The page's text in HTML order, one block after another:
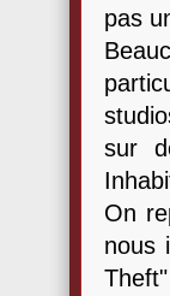
pas
sur
On
nous